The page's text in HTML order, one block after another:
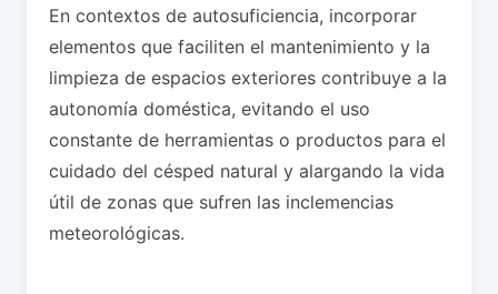
En contextos de autosuficiencia, incorporar
elementos que faciliten el mantenimiento y la
limpieza de espacios exteriores contribuye a la
autonomía doméstica, evitando el uso
constante de herramientas o productos para el
cuidado del césped natural y alargando la vida
útil de zonas que sufren las inclemencias
meteorológicas.